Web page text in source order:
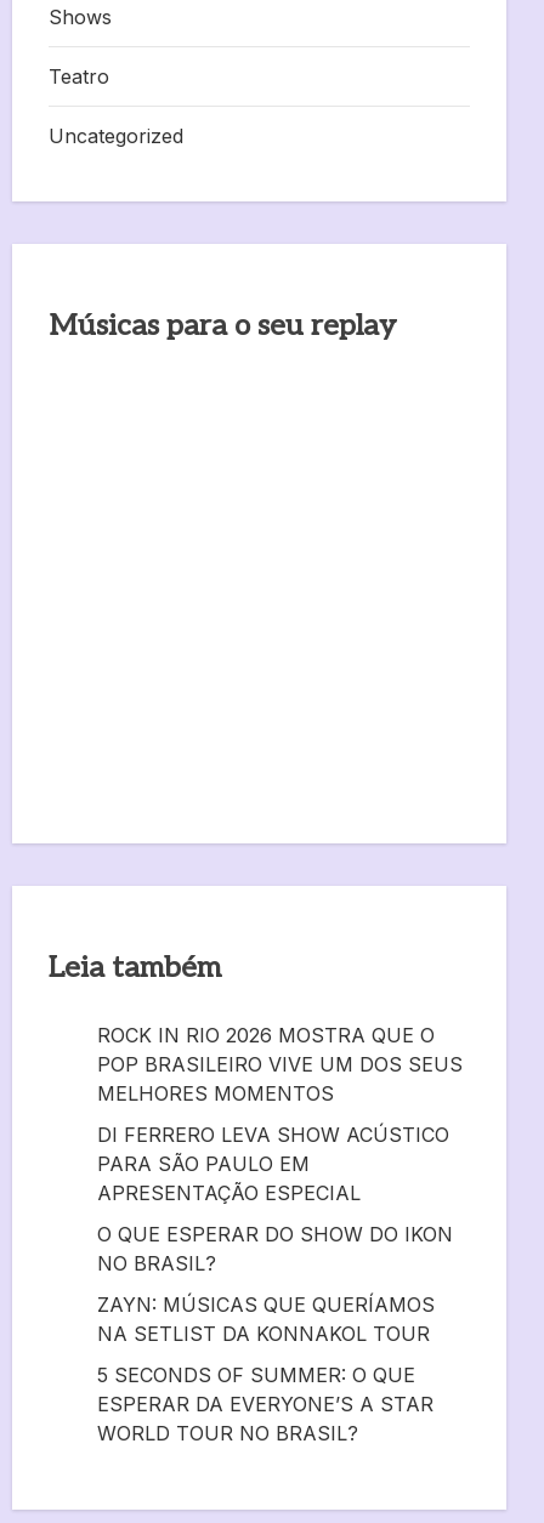
Shows
Teatro
Uncategorized
Músicas para o seu replay
Leia também
ROCK IN RIO 2026 MOSTRA QUE O
POP BRASILEIRO VIVE UM DOS SEUS
MELHORES MOMENTOS
DI FERRERO LEVA SHOW ACÚSTICO
PARA SÃO PAULO EM
APRESENTAÇÃO ESPECIAL
O QUE ESPERAR DO SHOW DO IKON
NO BRASIL?
ZAYN: MÚSICAS QUE QUERÍAMOS
NA SETLIST DA KONNAKOL TOUR
5 SECONDS OF SUMMER: O QUE
ESPERAR DA EVERYONE’S A STAR
WORLD TOUR NO BRASIL?